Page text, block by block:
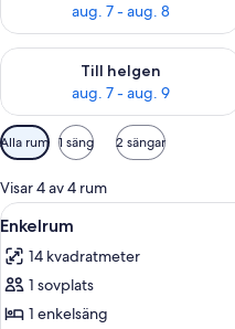
aug. 7 - aug. 8
Till helgen
aug. 7 - aug. 9
Kontrollera tillgängligheten
Tillgängliga
filter
för
rum
Alla rum 1 säng 2 sängar
Visar 4 av 4 rum
Öppna
alla
foton
för
Enkelrum
5
Enkelrum
14 kvadratmeter
1 sovplats
1 enkelsäng